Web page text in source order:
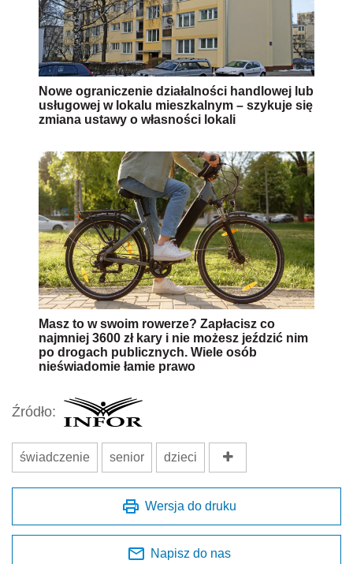
Nowe ograniczenie działalności handlowej lub
usługowej w lokalu mieszkalnym – szykuje się
zmiana ustawy o własności lokali
Masz to w swoim rowerze? Zapłacisz co
najmniej 3600 zł kary i nie możesz jeździć nim
po drogach publicznych. Wiele osób
nieświadomie łamie prawo
Źródło:
świadczenie senior dzieci
Wersja do druku
Napisz do nas